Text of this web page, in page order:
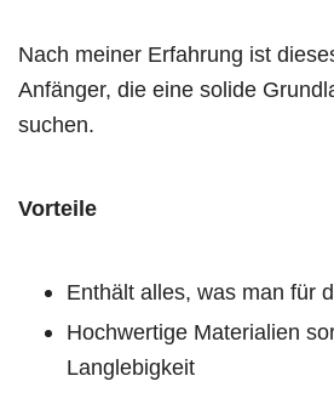
Nach meiner Erfahrung ist
Anfänger, die eine solide
suchen.
Vorteile
Enthält alles, was man für
Hochwertige Materialien
Langlebigkeit